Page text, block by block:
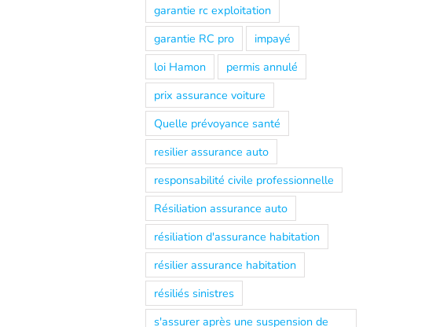
garantie rc exploitation
garantie RC pro
impayé
loi Hamon
permis annulé
prix assurance voiture
Quelle prévoyance santé
resilier assurance auto
responsabilité civile professionnelle
Résiliation assurance auto
résiliation d'assurance habitation
résilier assurance habitation
résiliés sinistres
s'assurer après une suspension de